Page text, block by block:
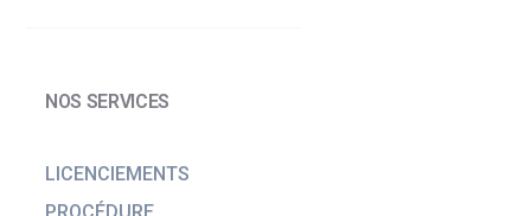
NOS SERVICES
LICENCIEMENTS